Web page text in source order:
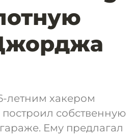
летним хакером
собственную
Ему предлагал